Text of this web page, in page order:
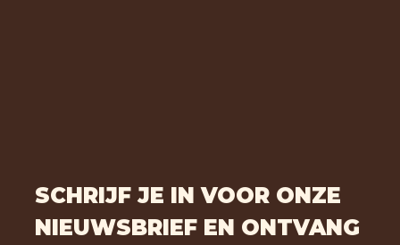
SCHRIJF JE IN VOOR ONZE
NIEUWSBRIEF EN ONTVANG